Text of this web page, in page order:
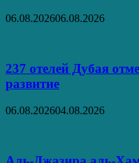
06.08.202606.08.2026
237 отелей Дубая
развитие
06.08.202604.08.2026